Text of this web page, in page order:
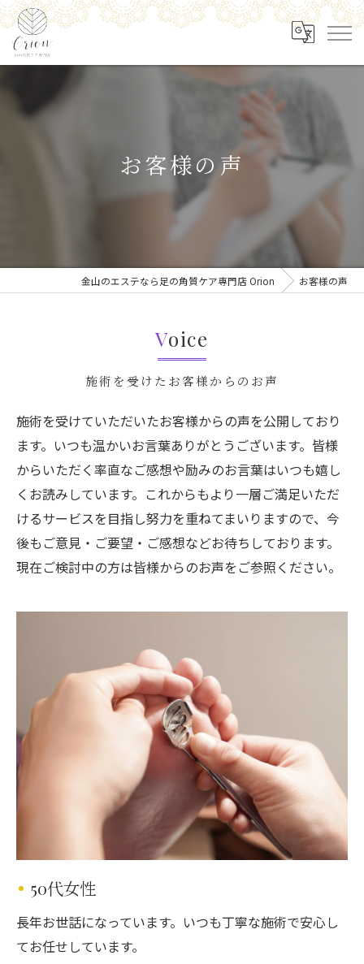
お客様の声
金山のエステなら足の角質ケア専門店 Orion お客様の声
Voice
施術を受けたお客様からのお声
施術を受けていただいたお客様からの声を公開しており
ます。いつも温かいお言葉ありがとうございます。皆様
からいただく率直なご感想や励みのお言葉はいつも嬉し
くお読みしています。これからもより一層ご満足いただ
けるサービスを目指し努力を重ねてまいりますので、今
後もご意見・ご要望・ご感想などお待ちしております。
現在ご検討中の方は皆様からのお声をご参照ください。
50代女性
長年お世話になっています。いつも丁寧な施術で安心し
てお任せしています。